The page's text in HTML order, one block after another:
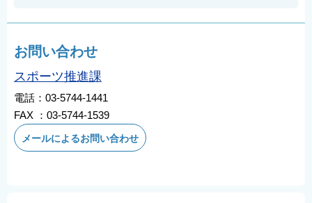
お問い合わせ
スポーツ推進課
電話：03-5744-1441
FAX ：03-5744-1539
メールによるお問い合わせ